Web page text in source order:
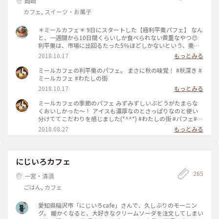
カフェ, スイーツ・お菓子
＊ミールカフェ＊ 9日にスタートした【極利平栗パフェ】 なん
と、一週間から10日間くらいしか食べられない貴重なやつ😍
利平栗は、市場に出回るたった5％ほどしかないという、栗の
王様👑幻の栗なのであります。 栗きんとんに負けない栗栗感🌰
ほっぺが落ちた😱💓 #秋深き#わたしの街#カフェ#ミールカフ
ェ#パフェ#利平栗#栗スイーツ#極利平栗パフェ#たまらん
2018.10.17
もっとみる
ミールカフェの利平栗のパフェ。 まさに秋の味覚！ #秋深き #
ミールカフェ #わたしの街
2018.10.17
もっとみる
ミールカフェの季節のパフェ みずみずしいぶどうがたまらな
くおいしかった〜！ アイスも濃厚なのとさっぱりなのと使い
分けててこだわりを感じました(*^^*) #わたしの街 #パフェ#カ
フェ
2018.08.27 もっとみる
にじいろカフェ
一宮・清須
ごはん, カフェ
265
愛知県稲沢市「にじいろcafe」さんで、久しぶりのモーニン
グ。 暖かくなると、大好きなクリームソーダを注文してしまい